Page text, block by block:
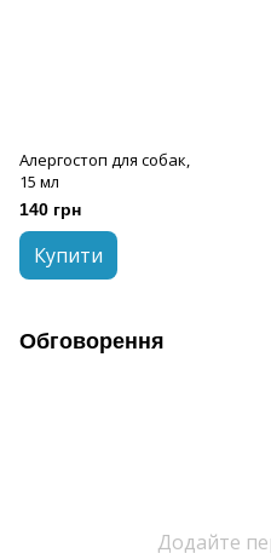
Алергостоп для собак,
15 мл
140 грн
Купити
Обговорення
Додайте